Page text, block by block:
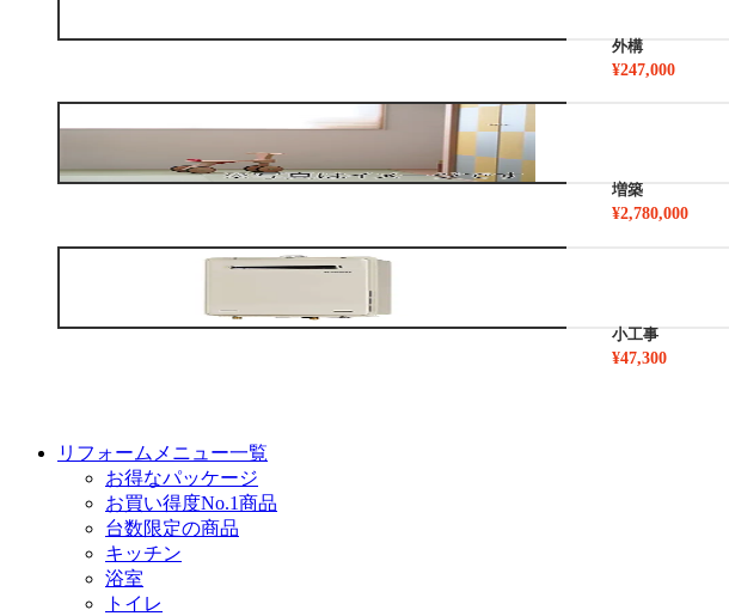
外構
¥247,000
増築
¥2,780,000
小工事
¥47,300
リフォームメニュー一覧
お得なパッケージ
お買い得度No.1商品
台数限定の商品
キッチン
浴室
トイレ